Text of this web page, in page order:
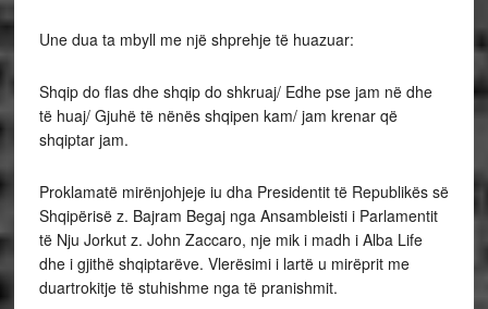
Une dua ta mbyll me një shprehje të huazuar:
Shqip do flas dhe shqip do shkruaj/ Edhe pse jam në dhe
të huaj/ Gjuhë të nënës shqipen kam/ jam krenar që
shqiptar jam.
Proklamatë mirënjohjeje iu dha Presidentit të Republikës së
Shqipërisë z. Bajram Begaj nga Ansambleisti i Parlamentit
të Nju Jorkut z. John Zaccaro, nje mik i madh i Alba Life
dhe i gjithë shqiptarëve. Vlerësimi i lartë u mirëprit me
duartrokitje të stuhishme nga të pranishmit.